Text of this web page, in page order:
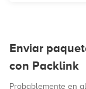
Enviar
con Packlink
Probablemente en